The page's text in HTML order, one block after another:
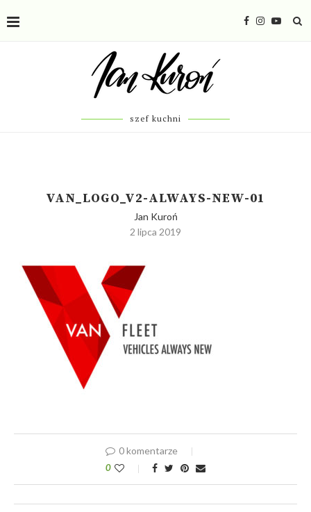
szef kuchni
VAN_LOGO_V2-ALWAYS-NEW-01
Jan Kuroń
2 lipca 2019
0 komentarze
0